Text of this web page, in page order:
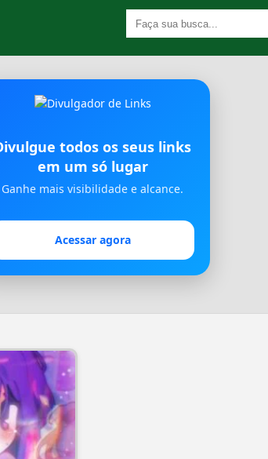
todos os seus links
em um só lugar
Ganhe mais visibilidade e alcance.
Acessar agora